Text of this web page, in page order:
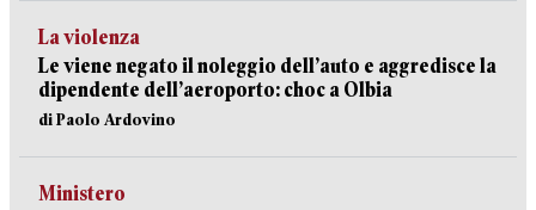
La violenza
Le viene negato il noleggio dell’auto e aggredisce la
dipendente dell’aeroporto: choc a Olbia
di Paolo Ardovino
Ministero